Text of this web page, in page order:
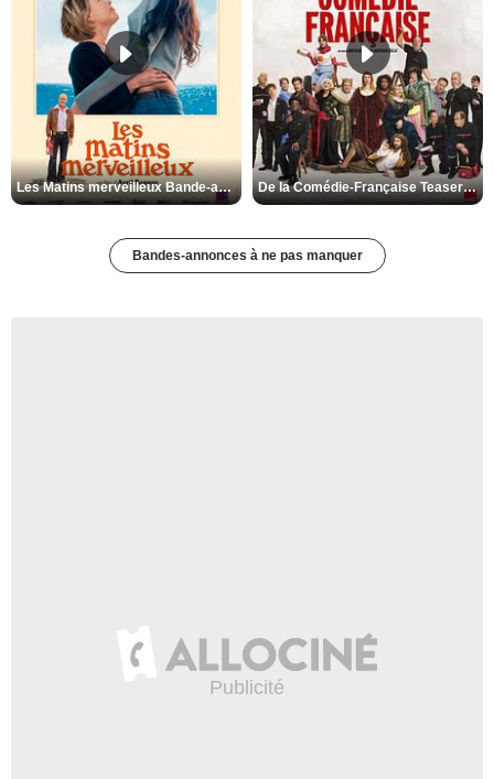
Les Matins merveilleux Bande-annonce VF De la Comédie-Française Teaser VF
Bandes-annonces à ne pas manquer